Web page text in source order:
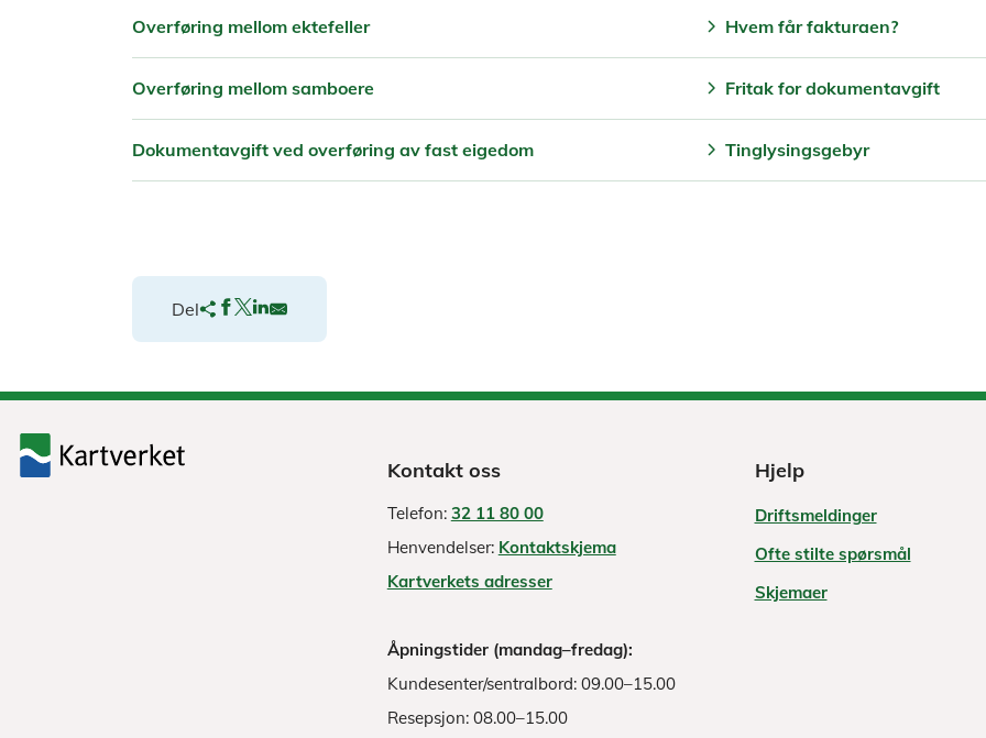
Overføring mellom ektefeller chevron_right
Overføring mellom samboere chevron_right
Dokumentavgift ved overføring av fast eigedom chevron_right
Hvem får fakturaen?
Fritak for dokumentavgift
Tinglysingsgebyr
Del
Kontakt oss
Telefon: 32 11 80 00
Henvendelser: Kontaktskjema
Kartverkets adresser
Åpningstider (mandag–fredag):
Kundesenter/sentralbord: 09.00–15.00
Resepsjon: 08.00–15.00
Hjelp
Driftsmeldinger
Ofte stilte spørsmål
Skjemaer